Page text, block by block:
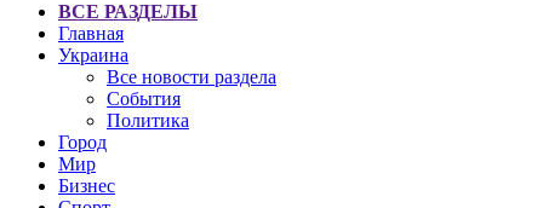
ВСЕ РАЗДЕЛЫ
Главная
Украина
Все новости раздела
События
Политика
Город
Мир
Бизнес